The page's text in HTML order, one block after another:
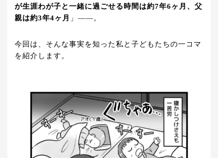
が生涯わが子と一緒に過ごせる時間は約7年6ヶ月、父
親は約3年4ヶ月
」——。
今回は、そんな事実を知った私と子どもたちの一コマ
を紹介します。